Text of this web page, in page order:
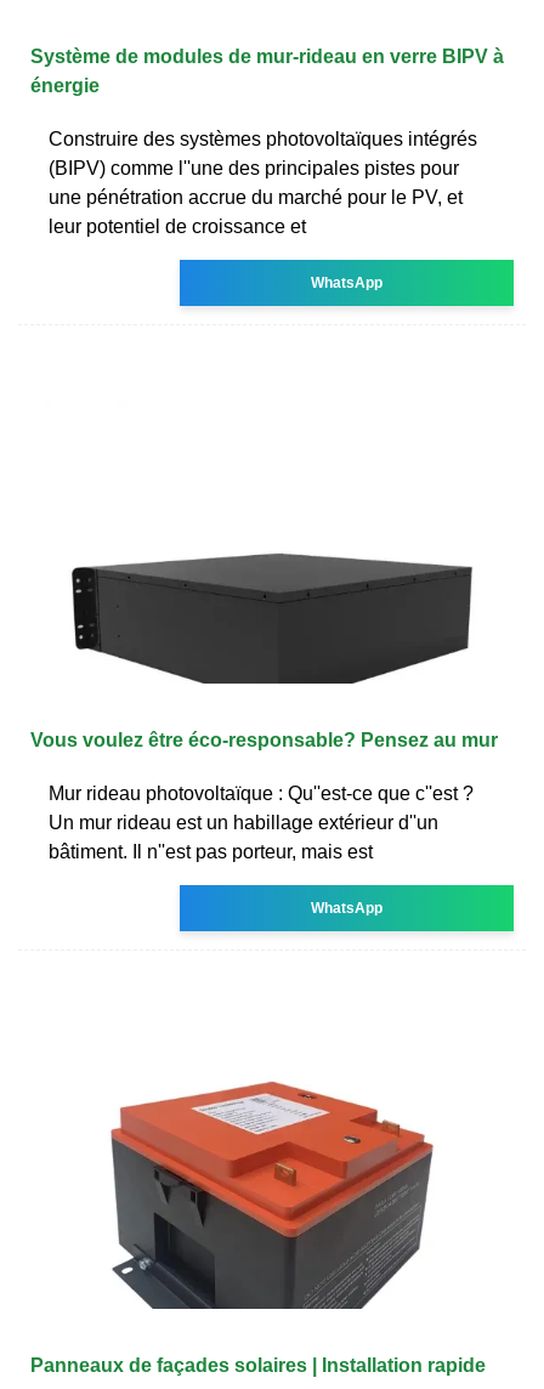
Système de modules de mur-rideau en verre BIPV à
énergie
Construire des systèmes photovoltaïques intégrés
(BIPV) comme l''une des principales pistes pour
une pénétration accrue du marché pour le PV, et
leur potentiel de croissance et
WhatsApp
Vous voulez être éco-responsable? Pensez au mur
Mur rideau photovoltaïque : Qu''est-ce que c''est ?
Un mur rideau est un habillage extérieur d''un
bâtiment. Il n''est pas porteur, mais est
WhatsApp
Panneaux de façades solaires | Installation rapide